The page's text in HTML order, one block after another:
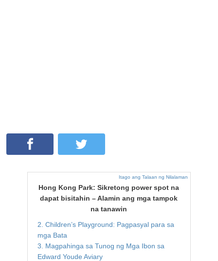
Itago ang Talaan ng Nilalaman
Hong Kong Park: Sikretong power spot na
dapat bisitahin – Alamin ang mga tampok
na tanawin
2. Children’s Playground: Pagpasyal para sa
mga Bata
3. Magpahinga sa Tunog ng Mga Ibon sa
Edward Youde Aviary